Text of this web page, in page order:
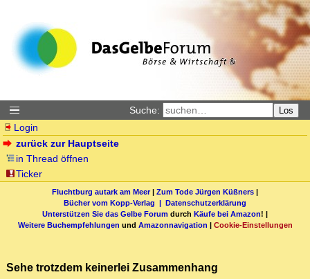
Suche: Los
Login
zurück zur Hauptseite
in Thread öffnen
Ticker
Fluchtburg autark am Meer| Zum Tode Jürgen Küßners |
Bücher vom Kopp-Verlag | Datenschutzerklärung
Unterstützen Sie das Gelbe Forum durch Käufe bei Amazon! |
Weitere Buchempfehlungen und Amazonnavigation | Cookie-Einstellungen
Sehe trotzdem keinerlei Zusammenhang